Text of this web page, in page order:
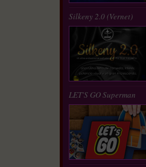
Silkeny 2.0 (Vernet)
LET'S GO Superman